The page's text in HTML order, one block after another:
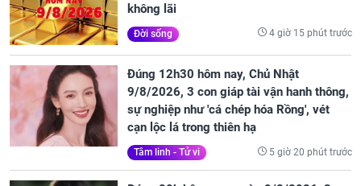
không lãi
Đời sống 4 giờ 15 phút trước
Đúng 12h30 hôm nay, Chủ Nhật
9/8/2026, 3 con giáp tài vận hanh thông,
sự nghiệp như 'cá chép hóa Rồng', vét
cạn lộc lá trong thiên hạ
Tâm linh - Tử vi 5 giờ 20 phút trước